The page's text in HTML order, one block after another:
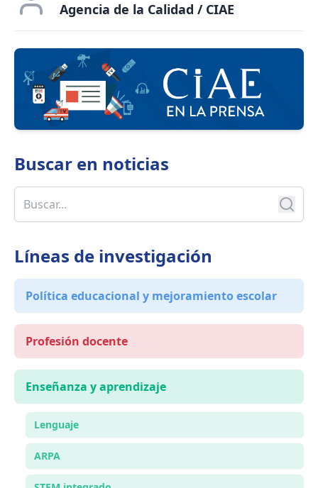
Agencia de la Calidad / CIAE
Buscar en noticias
Líneas de investigación
Política educacional y mejoramiento escolar
Profesión docente
Enseñanza y aprendizaje
Lenguaje
ARPA